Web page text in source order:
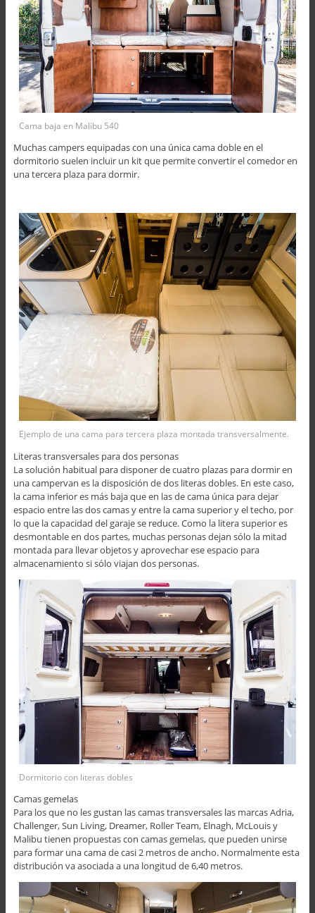
Cama baja en Malibu 540
Muchas campers equipadas con una única cama doble en el
dormitorio suelen incluir un kit que permite convertir el comedor en
una tercera plaza para dormir.
Ejemplo de una cama para tercera plaza montada transversalmente.
Literas transversales para dos personas
La solución habitual para disponer de cuatro plazas para dormir en
una campervan es la disposición de dos literas dobles. En este caso,
la cama inferior es más baja que en las de cama única para dejar
espacio entre las dos camas y entre la cama superior y el techo, por
lo que la capacidad del garaje se reduce. Como la litera superior es
desmontable en dos partes, muchas personas dejan sólo la mitad
montada para llevar objetos y aprovechar ese espacio para
almacenamiento si sólo viajan dos personas.
Dormitorio con literas dobles
Camas gemelas
Para los que no les gustan las camas transversales las marcas Adria,
Challenger, Sun Living, Dreamer, Roller Team, Elnagh, McLouis y
Malibu tienen propuestas con camas gemelas, que pueden unirse
para formar una cama de casi 2 metros de ancho. Normalmente esta
distribución va asociada a una longitud de 6,40 metros.